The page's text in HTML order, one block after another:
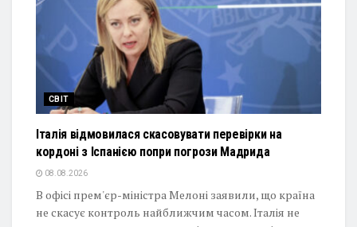
СВІТ
Італія відмовилася скасовувати перевірки на
кордоні з Іспанією попри погрози Мадрида
08.08.2026
В офісі прем'єр-міністра Мелоні заявили, що країна
не скасує контроль найближчим часом. Італія не